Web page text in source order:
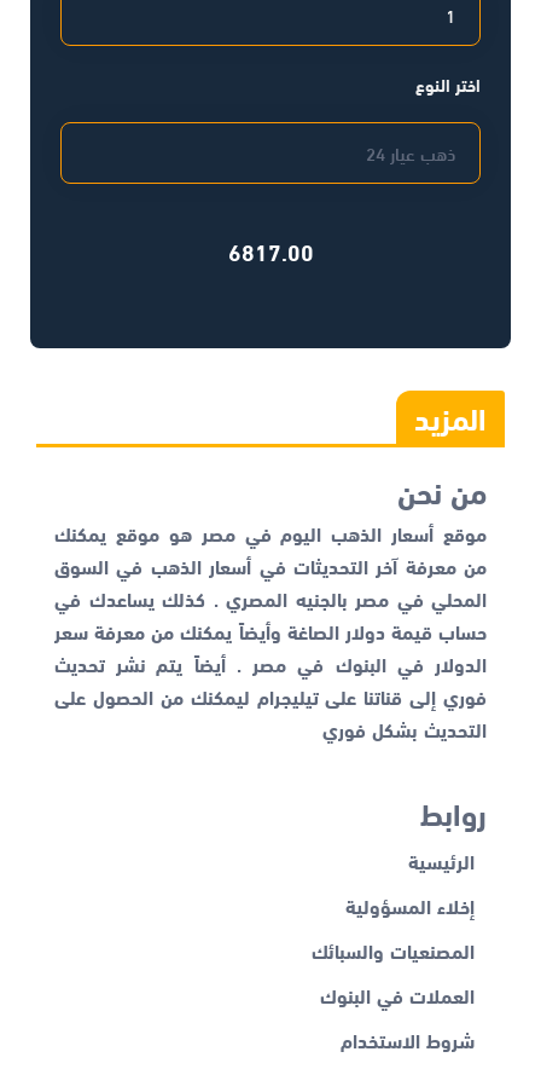
اختر النوع
6817.00
المزيد
من نحن
موقع أسعار الذهب اليوم في مصر هو موقع يمكنك
من معرفة آخر التحديثات في أسعار الذهب في السوق
المحلي في مصر بالجنيه المصري . كذلك يساعدك في
حساب قيمة دولار الصاغة وأيضاً يمكنك من معرفة سعر
الدولار في البنوك في مصر . أيضاً يتم نشر تحديث
فوري إلى قناتنا على تيليجرام ليمكنك من الحصول على
التحديث بشكل فوري
روابط
الرئيسية
إخلاء المسؤولية
المصنعيات والسبائك
العملات في البنوك
شروط الاستخدام